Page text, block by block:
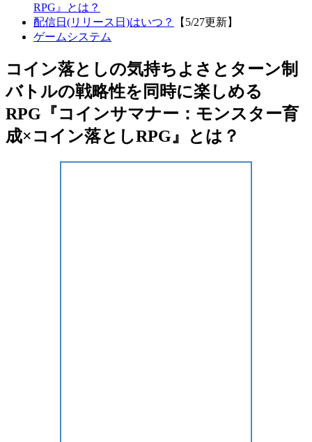
RPG』とは？
配信日(リリース日)はいつ？
【5/27更新】
ゲームシステム
コイン落としの気持ちよさとターン制
バトルの戦略性を同時に楽しめる
RPG『コインサマナー：モンスター育
成×コイン落としRPG』とは？